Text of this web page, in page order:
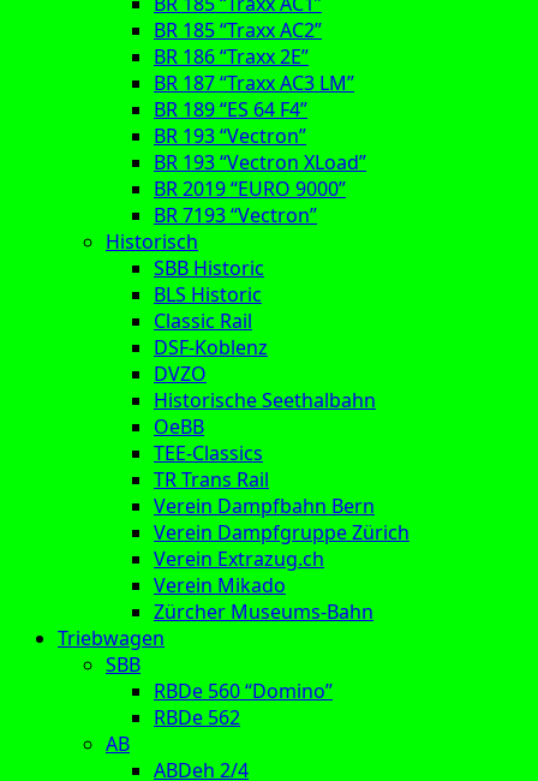
BR 185 “Traxx AC2”
BR 186 “Traxx 2E”
BR 187 “Traxx AC3 LM”
BR 189 “ES 64 F4”
BR 193 “Vectron”
BR 193 “Vectron XLoad”
BR 2019 “EURO 9000”
BR 7193 “Vectron”
Historisch
SBB Historic
BLS Historic
Classic Rail
DSF-Koblenz
DVZO
Historische Seethalbahn
OeBB
TEE-Classics
TR Trans Rail
Verein Dampfbahn Bern
Verein Dampfgruppe Zürich
Verein Extrazug.ch
Verein Mikado
Zürcher Museums-Bahn
Triebwagen
SBB
RBDe 560 “Domino”
RBDe 562
AB
ABDeh 2/4